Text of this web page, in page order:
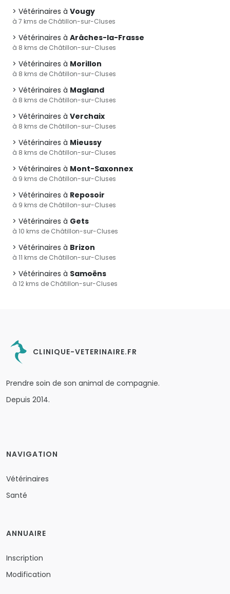
Vétérinaires à Vougy
à 7 kms de Châtillon-sur-Cluses
Vétérinaires à Arâches-la-Frasse
à 8 kms de Châtillon-sur-Cluses
Vétérinaires à Morillon
à 8 kms de Châtillon-sur-Cluses
Vétérinaires à Magland
à 8 kms de Châtillon-sur-Cluses
Vétérinaires à Verchaix
à 8 kms de Châtillon-sur-Cluses
Vétérinaires à Mieussy
à 8 kms de Châtillon-sur-Cluses
Vétérinaires à Mont-Saxonnex
à 9 kms de Châtillon-sur-Cluses
Vétérinaires à Reposoir
à 9 kms de Châtillon-sur-Cluses
Vétérinaires à Gets
à 10 kms de Châtillon-sur-Cluses
Vétérinaires à Brizon
à 11 kms de Châtillon-sur-Cluses
Vétérinaires à Samoëns
à 12 kms de Châtillon-sur-Cluses
CLINIQUE-VETERINAIRE.FR
Prendre soin de son animal de compagnie.
Depuis 2014.
NAVIGATION
Vétérinaires
Santé
ANNUAIRE
Inscription
Modification